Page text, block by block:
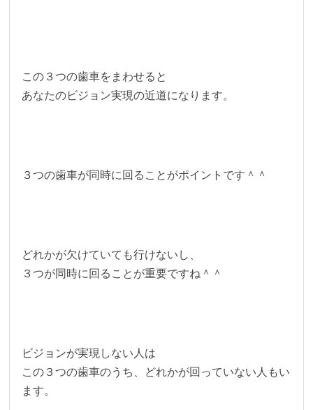
この３つの歯車をまわせると
あなたのビジョン実現の近道になります。
３つの歯車が同時に回ることがポイントです＾＾
どれかが欠けていても行けないし、
３つが同時に回ることが重要ですね＾＾
ビジョンが実現しない人は
この３つの歯車のうち、どれかが回っていない人もい
ます。